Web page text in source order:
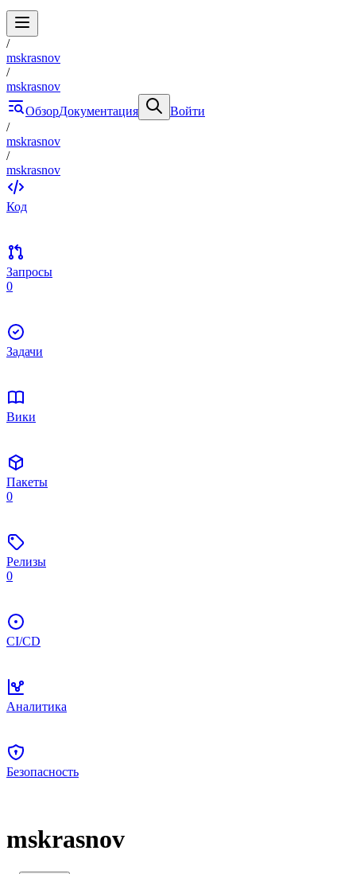
/
mskrasnov
/
mskrasnov
ОбзорДокументация
Войти
/
mskrasnov
/
mskrasnov
Код
Запросы
0
Задачи
Вики
Пакеты
0
Релизы
0
CI/CD
Аналитика
Безопасность
mskrasnov